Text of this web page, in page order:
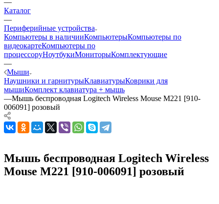
—
Каталог
—
Периферийные устройства
Компьютеры в наличииКомпьютерыКомпьютеры по
видеокартеКомпьютеры по
процессоруНоутбукиМониторыКомплектующие
—
Мыши
Наушники и гарнитурыКлавиатурыКоврики для
мышиКомплект клавиатура + мышь
—Мышь беспроводная Logitech Wireless Mouse M221 [910-
006091] розовый
Мышь беспроводная Logitech Wireless
Mouse M221 [910-006091] розовый